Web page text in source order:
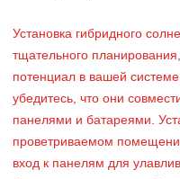
Установка гибридного
тщательного
потенциал в вашей
убедитесь, что они
панелями и батареями.
проветриваемом
вход к панелям для